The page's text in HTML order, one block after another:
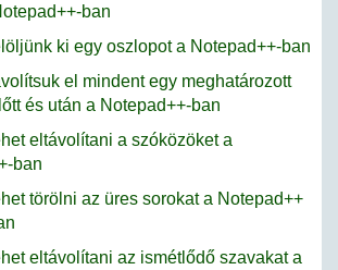
ban
ki egy oszlopot a Notepad++-ban
el mindent egy meghatározott
és után a Notepad++-ban
eltávolítani a szóközöket a
ban
törölni az üres sorokat a Notepad++
eltávolítani az ismétlődő szavakat a